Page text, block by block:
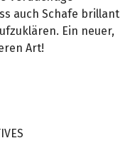
auch Schafe brillant
Ein neuer,
Art!